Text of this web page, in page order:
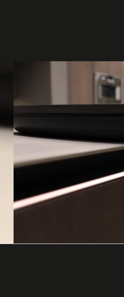
Keukens Helmond
in Helmond helpt je bij het
beste bij jouw smaak en
voor jouw nieuwe keuken.